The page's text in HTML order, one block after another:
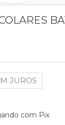
JUROS
com Pix